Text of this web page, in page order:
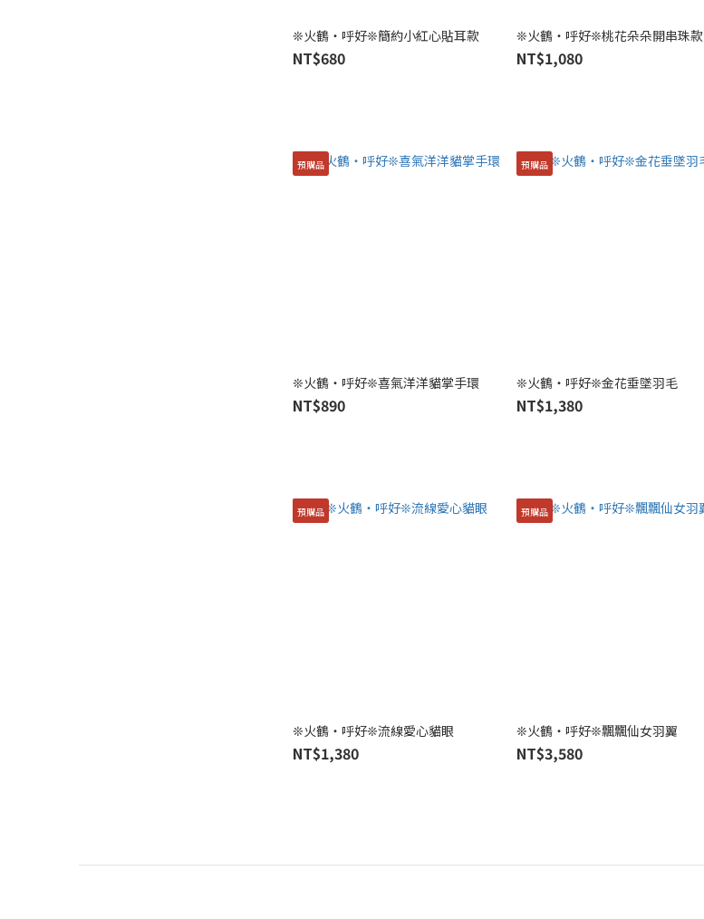
❊火鶴・呼好❊簡約小紅心貼耳款
NT$680
❊火鶴・呼好❊桃花朵朵開串珠款
NT$1,080
預購品
❊火鶴・呼好❊喜氣洋洋貓掌手環
NT$890
預購品
❊火鶴・呼好❊金花垂墜羽毛
NT$1,380
預購品
❊火鶴・呼好❊流線愛心貓眼
NT$1,380
預購品
❊火鶴・呼好❊飄飄仙女羽翼
NT$3,580